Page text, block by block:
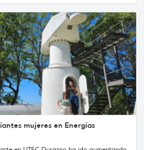
mujeres en Energías